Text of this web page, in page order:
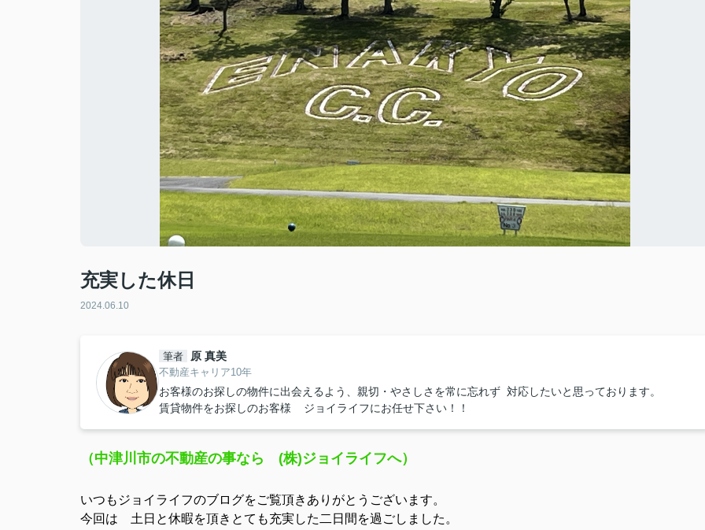
充実した休日
2024.06.10
筆者 原 真美
不動産キャリア10年
お客様のお探しの物件に出会えるよう、親切・やさしさを常に忘れず 対応したいと思っております。
賃貸物件をお探しのお客様 ジョイライフにお任せ下さい！！
（中津川市の不動産の事なら (株)ジョイライフへ）
いつもジョイライフのブログをご覧頂きありがとうございます。
今回は 土日と休暇を頂きとても充実した二日間を過ごしました。